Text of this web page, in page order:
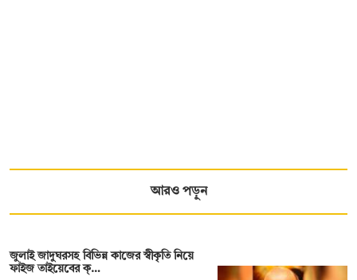
আরও পড়ুন
জুলাই জাদুঘরসহ বিভিন্ন কাজের স্বীকৃতি নিয়ে
ফাইজ তাইয়েবের ক্…